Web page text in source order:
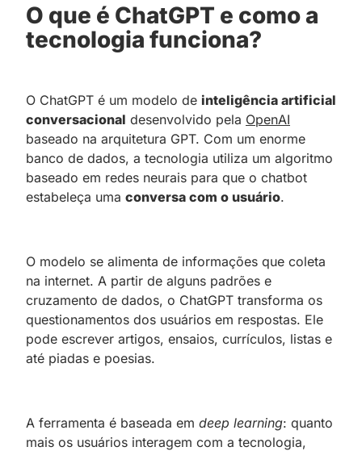
O que é ChatGPT e como a
tecnologia funciona?
O ChatGPT é um modelo de inteligência artificial
conversacional desenvolvido pela OpenAI
baseado na arquitetura GPT. Com um enorme
banco de dados, a tecnologia utiliza um algoritmo
baseado em redes neurais para que o chatbot
estabeleça uma conversa com o usuário.
O modelo se alimenta de informações que coleta
na internet. A partir de alguns padrões e
cruzamento de dados, o ChatGPT transforma os
questionamentos dos usuários em respostas. Ele
pode escrever artigos, ensaios, currículos, listas e
até piadas e poesias.
A ferramenta é baseada em deep learning: quanto
mais os usuários interagem com a tecnologia,